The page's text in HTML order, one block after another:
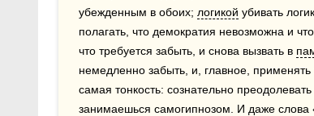
убежденным в обоих; логикой убивать
полагать, что демократия невозможна и
что требуется забыть, и снова вызвать в
немедленно забыть, и, главное,
самая тонкость: сознательно
занимаешься самогипнозом. И даже